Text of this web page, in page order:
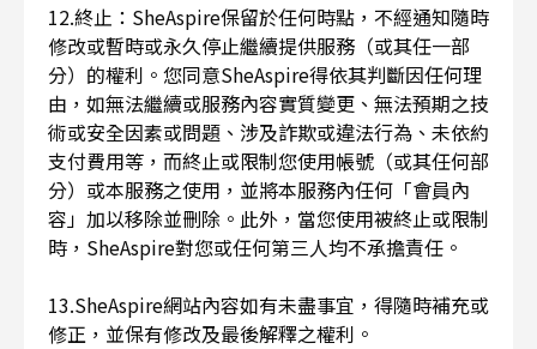
12.終止：SheAspire保留於任何時點，不經通知隨時
修改或暫時或永久停止繼續提供服務（或其任一部
分）的權利。您同意SheAspire得依其判斷因任何理
由，如無法繼續或服務內容實質變更、無法預期之技
術或安全因素或問題、涉及詐欺或違法行為、未依約
支付費用等，而終止或限制您使用帳號（或其任何部
分）或本服務之使用，並將本服務內任何「會員內
容」加以移除並刪除。此外，當您使用被終止或限制
時，SheAspire對您或任何第三人均不承擔責任。
13.SheAspire網站內容如有未盡事宜，得隨時補充或
修正，並保有修改及最後解釋之權利。